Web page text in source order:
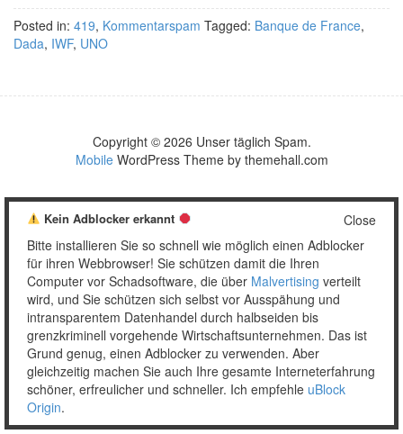
Posted in: 419, Kommentarspam Tagged: Banque de France,
Dada, IWF, UNO
Copyright © 2026 Unser täglich Spam.
MobileWordPress Theme by themehall.com
Close
Kein Adblocker erkannt
Bitte installieren Sie so schnell wie möglich einen Adblocker
für ihren Webbrowser! Sie schützen damit die Ihren
Computer vor Schadsoftware, die über Malvertising verteilt
wird, und Sie schützen sich selbst vor Ausspähung und
intransparentem Datenhandel durch halbseiden bis
grenzkriminell vorgehende Wirtschaftsunternehmen. Das ist
Grund genug, einen Adblocker zu verwenden. Aber
gleichzeitig machen Sie auch Ihre gesamte Interneterfahrung
schöner, erfreulicher und schneller. Ich empfehle uBlock
Origin.